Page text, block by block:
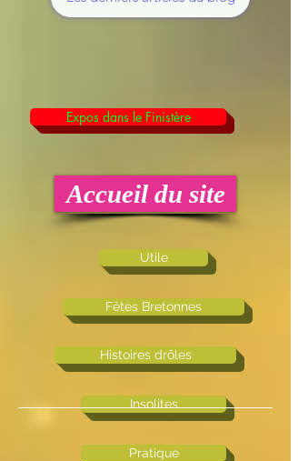
Expos dans le Finistère
Accueil du site
Utile
Fêtes Bretonnes
Histoires drôles
Insolites
Pratique